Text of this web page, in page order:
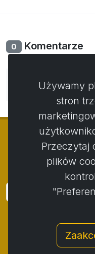
0 Komentarze
©
Zasady i
Procedura
Używamy
stron
Przeczytaj
plików